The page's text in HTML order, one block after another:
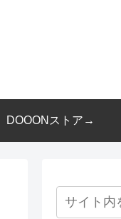
DOOONストア→